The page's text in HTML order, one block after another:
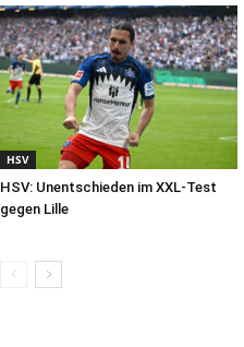
HSV
HSV: Unentschieden im XXL-Test
gegen Lille